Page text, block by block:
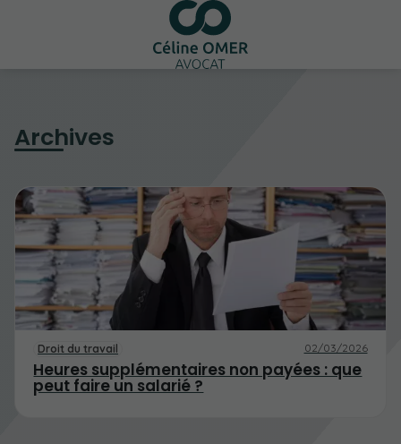
Archives
Droit du travail 02/03/2026
Heures supplémentaires non payées : que
peut faire un salarié ?